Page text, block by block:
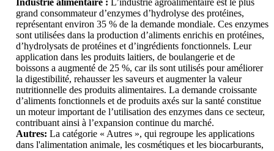
Industrie alimentaire : L’industrie agroalimentaire est le plus
grand consommateur d’enzymes d’hydrolyse des protéines,
représentant environ 35 % de la demande mondiale. Ces enzymes
sont utilisées dans la production d’aliments enrichis en protéines,
d’hydrolysats de protéines et d’ingrédients fonctionnels. Leur
application dans les produits laitiers, de boulangerie et de
boissons a augmenté de 25 %, car ils sont utilisés pour améliorer
la digestibilité, rehausser les saveurs et augmenter la valeur
nutritionnelle des produits alimentaires. La demande croissante
d’aliments fonctionnels et de produits axés sur la santé constitue
un moteur important de l’utilisation des enzymes dans ce secteur,
contribuant ainsi à l’expansion continue du marché.
Autres: La catégorie « Autres », qui regroupe les applications
dans l'alimentation animale, les cosmétiques et les biocarburants,